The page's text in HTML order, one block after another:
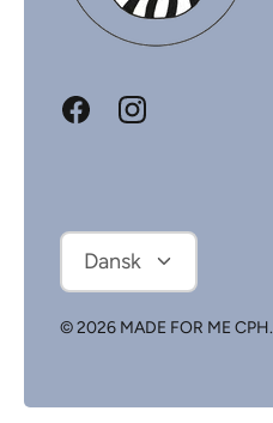
Sprog
Dansk
© 2026 MADE FOR ME CPH.